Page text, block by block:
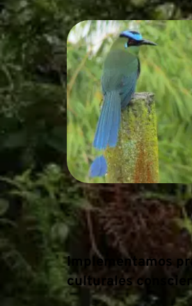
Implementamos
culturales